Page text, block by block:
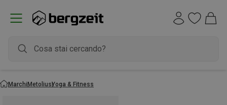
MarchiMetoliusYoga & Fitness